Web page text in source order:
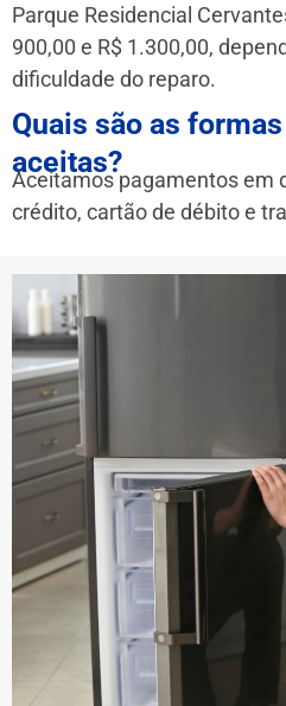
Parque Residencial
900,00 e R$ 1.300,00,
dificuldade do reparo.
Quais são as
aceitas?
Aceitamos pagamentos em
crédito, cartão de débito e